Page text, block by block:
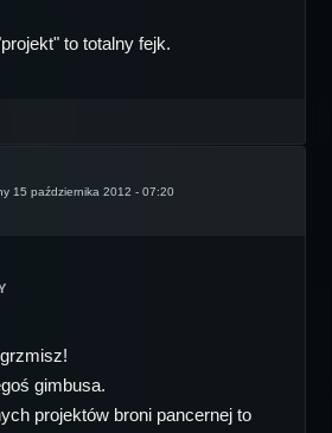
to totalny fejk.
15 października 2012 - 07:20
gimbusa.
projektów broni pancernej to